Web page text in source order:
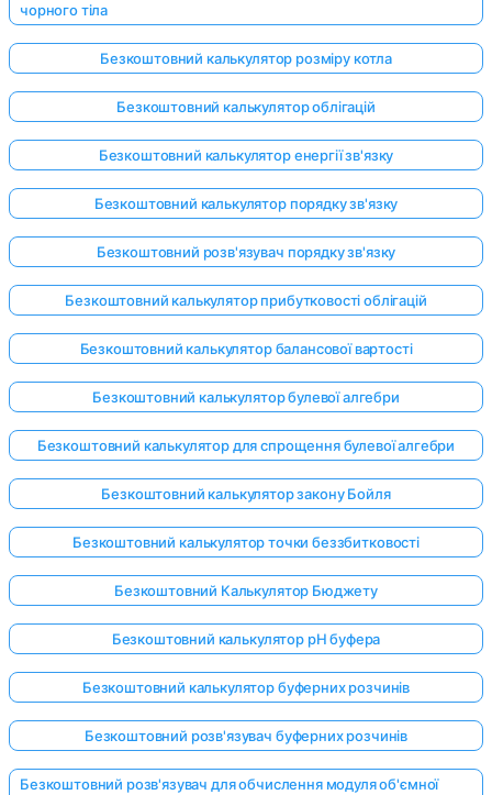
чорного тіла
Безкоштовний калькулятор розміру котла
Безкоштовний калькулятор облігацій
Безкоштовний калькулятор енергії зв'язку
Безкоштовний калькулятор порядку зв'язку
Безкоштовний розв'язувач порядку зв'язку
Безкоштовний калькулятор прибутковості облігацій
Безкоштовний калькулятор балансової вартості
Безкоштовний калькулятор булевої алгебри
Безкоштовний калькулятор для спрощення булевої алгебри
Безкоштовний калькулятор закону Бойля
Безкоштовний калькулятор точки беззбитковості
Безкоштовний Калькулятор Бюджету
Безкоштовний калькулятор pH буфера
Безкоштовний калькулятор буферних розчинів
Безкоштовний розв'язувач буферних розчинів
Безкоштовний розв'язувач для обчислення модуля об'ємної